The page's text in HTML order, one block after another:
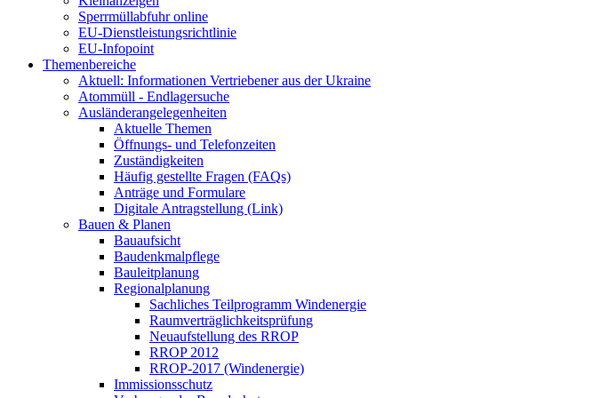
Sperrmüllabfuhr online
EU-Dienstleistungsrichtlinie
EU-Infopoint
Themenbereiche
Aktuell: Informationen Vertriebener aus der Ukraine
Atommüll - Endlagersuche
Ausländerangelegenheiten
Aktuelle Themen
Öffnungs- und Telefonzeiten
Zuständigkeiten
Häufig gestellte Fragen (FAQs)
Anträge und Formulare
Digitale Antragstellung (Link)
Bauen & Planen
Bauaufsicht
Baudenkmalpflege
Bauleitplanung
Regionalplanung
Sachliches Teilprogramm Windenergie
Raumverträglichkeitsprüfung
Neuaufstellung des RROP
RROP 2012
RROP-2017 (Windenergie)
Immissionsschutz